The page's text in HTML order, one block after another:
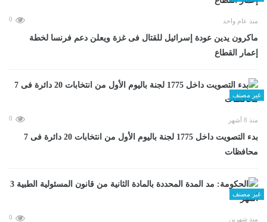
منذ عام واحد 0
ماكرون يدين عودة إسرائيل للقتال فى غزة ويعلن دعم فرنسا لخطة
إعمار القطاع
غير مصنف
منذ 8 أشهر 0
بدء التصويت داخل 1775 لجنة باليوم الأول من انتخابات 20 دائرة فى 7
محافظات
غير مصنف
منذ شهرين 0